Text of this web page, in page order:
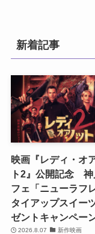
新着記事
映画『レディ・オ
ト2』公開記念 神
フェ「ニューラフ
タイアップスイー
ゼントキャンペー
2026.8.07 新作映画